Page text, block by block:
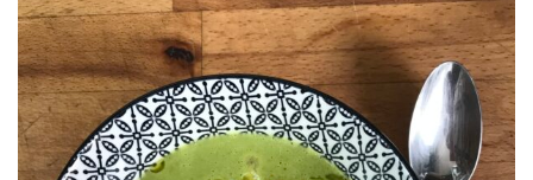
&
curry